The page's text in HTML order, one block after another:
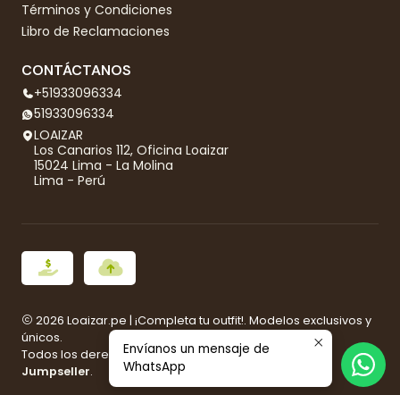
Términos y Condiciones
Libro de Reclamaciones
CONTÁCTANOS
+51933096334
51933096334
LOAIZAR
Los Canarios 112, Oficina Loaizar
15024 Lima - La Molina
Lima - Perú
2026 Loaizar.pe | ¡Completa tu outfit!. Modelos exclusivos y
únicos.
Todos los derechos reservados.Desarrollado por
Jumpseller.
Envíanos un mensaje de
WhatsApp